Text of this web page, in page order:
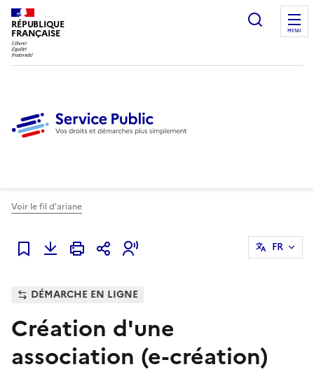
RÉPUBLIQUE
FRANÇAISE
Ouvrir
MENU
Voir le fil d'ariane
Ajouter à mes favoris
FR
DÉMARCHE EN LIGNE
Création d'une
association (e-création)